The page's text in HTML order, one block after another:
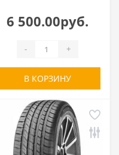
6 500.00руб.
- +
В КОРЗИНУ